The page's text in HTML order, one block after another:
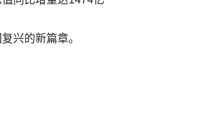
兴的新篇章。